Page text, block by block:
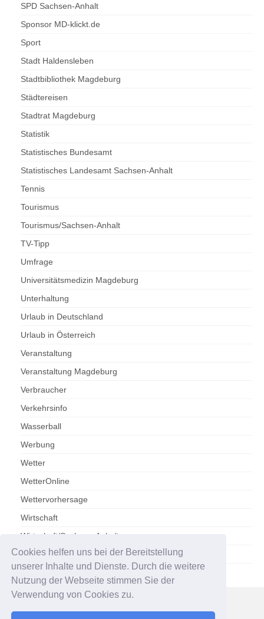
Cookies helfen uns bei der Bereitstellung
unserer Inhalte und Dienste. Durch die weitere
Nutzung der Webseite stimmen Sie der
Verwendung von Cookies zu.
SPD Sachsen-Anhalt
Sponsor MD-klickt.de
Sport
Stadt Haldensleben
Stadtbibliothek Magdeburg
Städtereisen
Stadtrat Magdeburg
Statistik
Statistisches Bundesamt
Statistisches Landesamt Sachsen-Anhalt
Tennis
Tourismus
Tourismus/Sachsen-Anhalt
TV-Tipp
Umfrage
Universitätsmedizin Magdeburg
Unterhaltung
Urlaub in Deutschland
Urlaub in Österreich
Veranstaltung
Veranstaltung Magdeburg
Verbraucher
Verkehrsinfo
Wasserball
Werbung
Wetter
WetterOnline
Wettervorhersage
Wirtschaft
Wirtschaft/Sachsen-Anhalt
Zoo Magdeburg